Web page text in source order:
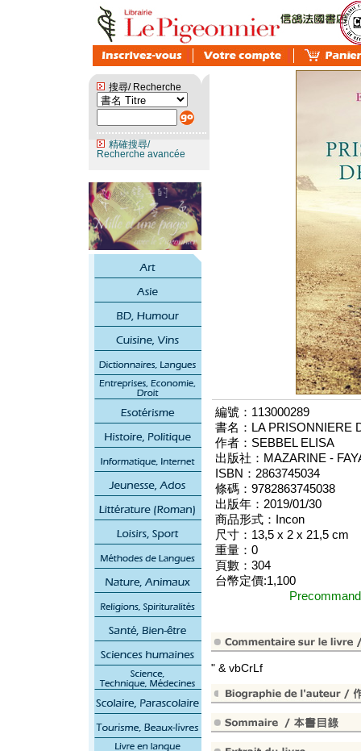
搜尋/ Recherche
精確搜尋/
Recherche avancée
編號：113000289
書名：LA PRISONNIERE
作者：SEBBEL ELISA
出版社：MAZARINE -
ISBN：2863745034
條碼：9782863745038
出版年：2019/01/30
商品形式：Incon
尺寸：13,5 x 2 x 21,5 cm
重量：0
頁數：304
台幣定價:1,100
" & vbCrLf